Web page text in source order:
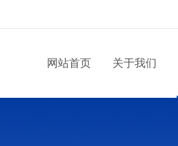
网站首页 关于我们